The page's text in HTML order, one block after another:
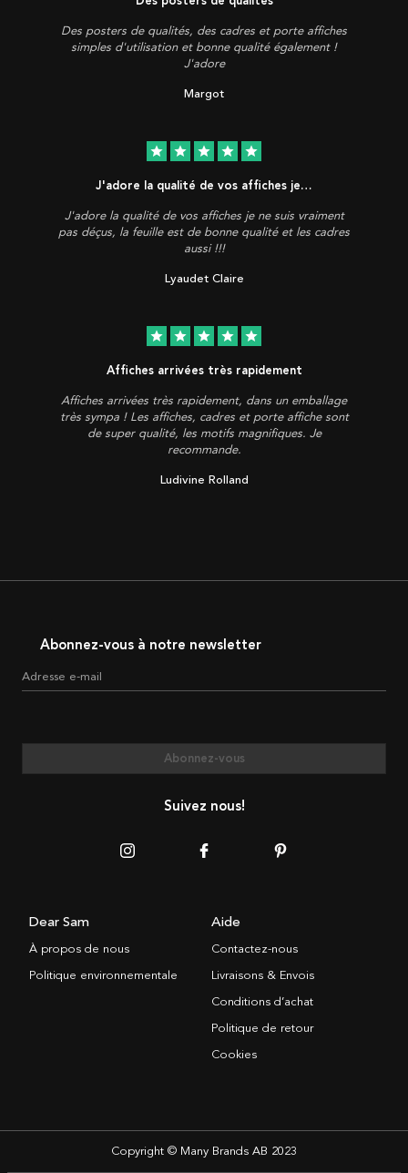
Des posters de qualités, des cadres et porte affiches
simples d'utilisation et bonne qualité également !
J'adore
Margot
star star star star star
J'adore la qualité de vos affiches je…
J'adore la qualité de vos affiches je ne suis vraiment
pas déçus, la feuille est de bonne qualité et les cadres
aussi !!!
Lyaudet Claire
star star star star star
Affiches arrivées très rapidement
Affiches arrivées très rapidement, dans un emballage
très sympa ! Les affiches, cadres et porte affiche sont
de super qualité, les motifs magnifiques. Je
recommande.
Ludivine Rolland
Abonnez-vous à notre newsletter
Adresse e-mail
Abonnez-vous
Suivez nous!
Dear Sam
À propos de nous
Politique environnementale
Aide
Contactez-nous
Livraisons & Envois
Conditions d’achat
Politique de retour
Cookies
Copyright © Many Brands AB 2023